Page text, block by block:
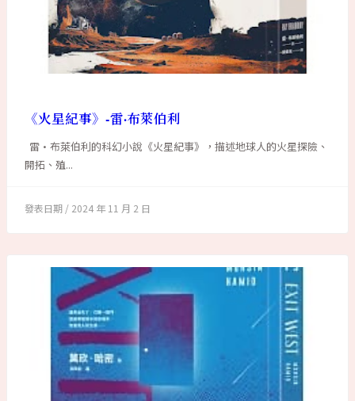
《火星紀事》-雷·布萊伯利
雷·布萊伯利的科幻小說《火星紀事》，描述地球人的火星探險、
開拓、殖...
2024 年 11 月 2 日